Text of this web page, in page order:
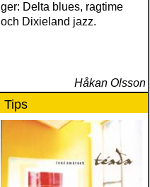
ger: Delta blues, ragtime
och Dixieland jazz.
Håkan Olsson
Tips